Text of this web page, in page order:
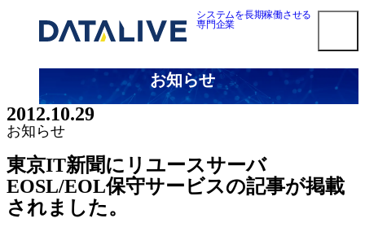
プ
システムを長期稼働させる
専門企業
smart3pm ログイン
対応メーカー
Dell EMC 第三者保守
HPE 第三者保守
NetApp 第三者保守
Oracle第三者保守
お知らせ
2012.10.29
お知らせ
東京IT新聞にリユースサーバ
EOSL/EOL保守サービスの記事が掲載
されました。